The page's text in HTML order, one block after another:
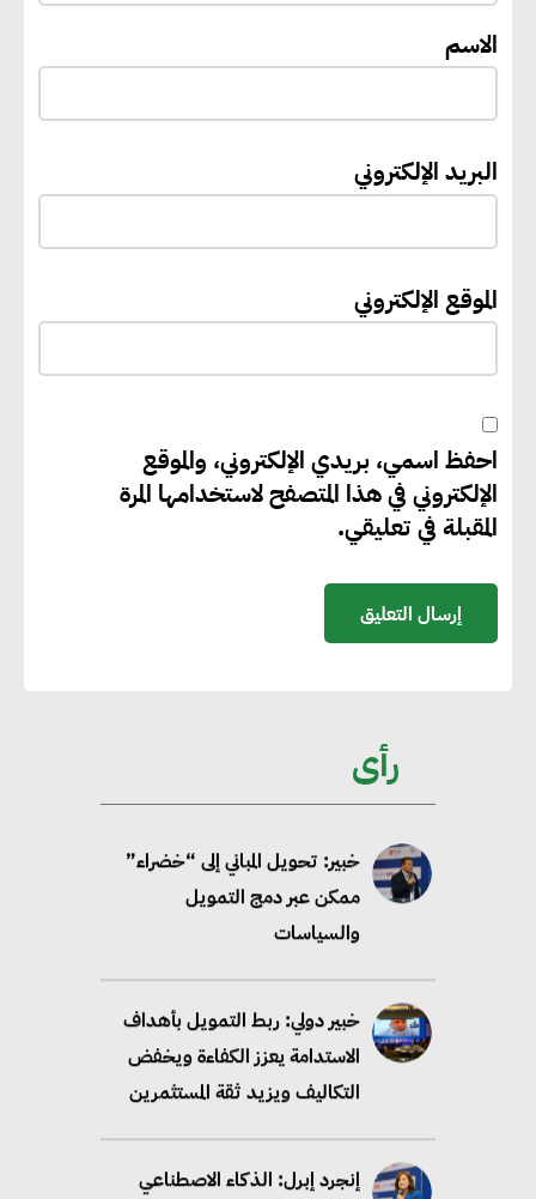
الاسم
البريد الإلكتروني
الموقع الإلكتروني
احفظ اسمي، بريدي الإلكتروني، والموقع
الإلكتروني في هذا المتصفح لاستخدامها المرة
المقبلة في تعليقي.
رأى
يعمل على تطوير موقعه الإلكتروني
حوكمة ملف الإعاقة في مصر
مليون جنيه إسترليني لدعم توسع
المتجددة
جوجل تعلن إضافة 12 جيجاوات
من الطاقة النظيفة وتجنب انبعاث
أكسيد الكربون
2035
خبير: تحويل المباني إلى “خضراء”
ممكن عبر دمج التمويل
والسياسات
خبير دولي: ربط التمويل بأهداف
الاستدامة يعزز الكفاءة ويخفض
التكاليف ويزيد ثقة المستثمرين
إنجرد إبرل: الذكاء الاصطناعي